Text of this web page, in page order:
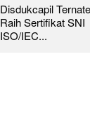
Disdukcapil Ternate
Raih Sertifikat SNI
ISO/IEC...